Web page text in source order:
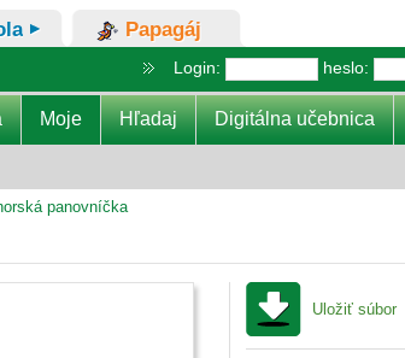
Papagáj
Login: heslo:
Moje Hľadaj Digitálna učebnica
panovníčka
Uložiť súbor